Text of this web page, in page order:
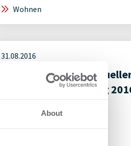
About
Wohnen
31.08.2016
IVD-Institut stellt
„CityReport Würzburg